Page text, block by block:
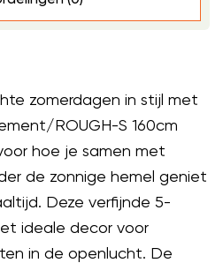
zomerdagen in stijl met
ROUGH-S 160cm
hoe je samen met
de zonnige hemel geniet
Deze verfijnde 5-
ideale decor voor
in de openlucht. De